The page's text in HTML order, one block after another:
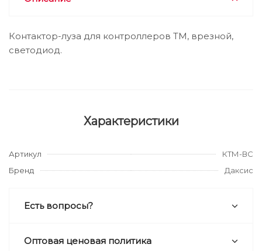
Контактор-луза для контроллеров ТМ, врезной,
светодиод.
Характеристики
Артикул
КТМ-ВС
Бренд
Даксис
Есть вопросы?
Оптовая ценовая политика